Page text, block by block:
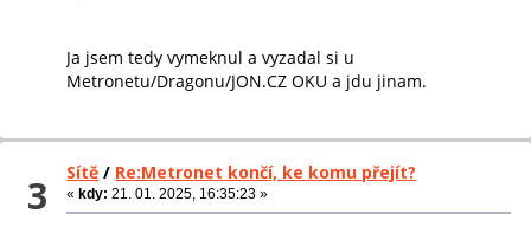
Ja jsem tedy vymeknul a vyzadal si u
Metronetu/Dragonu/JON.CZ OKU a jdu jinam.
3 Sítě / Re:Metronet končí, ke komu přejít?
« kdy: 21. 01. 2025, 16:35:23 »